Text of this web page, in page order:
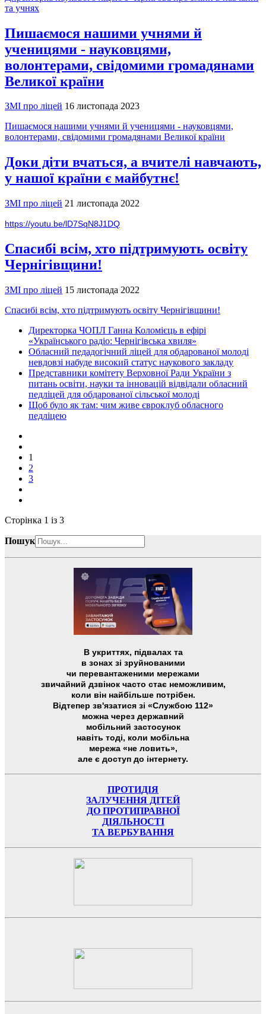
та учнях
Пишаємося нашими учнями й
ученицями - науковцями,
волонтерами, свідомими громадянами
Великої країни
ЗМІ про ліцей 16 листопада 2023
Пишаємося нашими учнями й ученицями - науковцями,
волонтерами, свідомими громадянами Великої країни
Доки діти вчаться, а вчителі навчають,
у нашої країни є майбутнє!
ЗМІ про ліцей 21 листопада 2022
https://youtu.be/lD7SqN8J1DQ
Спасибі всім, хто підтримують освіту
Чернігівщини!
ЗМІ про ліцей 15 листопада 2022
Спасибі всім, хто підтримують освіту Чернігівщини!
Директорка ЧОПЛ Ганна Коломієць в ефірі
«Українського радіо: Чернігівська хвиля»
Обласний педадогічний ліцей для обдарованої молоді
невдовзі набуде високий статус наукового закладу
Представники комітету Верховної Ради України з
питань освіти, науки та інновацій відвідали обласний
педліцей для обдарованої сільської молоді
Щоб було як там: чим живе євроклуб обласного
педліцею
1
2
3
Сторінка 1 із 3
Пошук
В укриттях, підвалах та
в зонах зі зруйнованими
чи перевантаженими мережами
звичайний дзвінок часто стає неможливим,
коли він найбільше потрібен.
Відтепер зв'язатися зі «Службою 112»
можна через державний
мобільний застосунок
навіть тоді, коли мобільна
мережа «не ловить»,
але є доступ до інтернету.
ПРОТИДІЯ
ЗАЛУЧЕННЯ ДІТЕЙ
ДО ПРОТИПРАВНОЇ
ДІЯЛЬНОСТІ
ТА ВЕРБУВАННЯ